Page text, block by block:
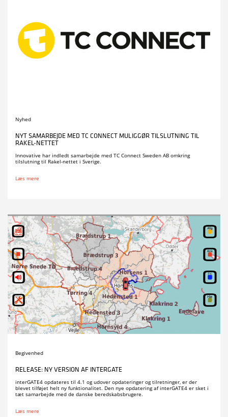
Nyhed
NYT SAMARBEJDE MED TC CONNECT MULIGGØR TILSLUTNING TIL
RAKEL-NETTET
Innovative har indledt samarbejde med TC Connect Sweden AB omkring
tilslutning til Rakel-nettet i Sverige.
Læs mere
Begivenhed
RELEASE: NY VERSION AF INTERGATE
interGATE4 opdateres til 4.1 og udover opdateringer og tilretninger, er der
blevet tilføjet helt ny funktionalitet. Den nye opdatering af interGATE4 er sket i
tæt samarbejde med de danske beredskabsbrugere.
Læs mere